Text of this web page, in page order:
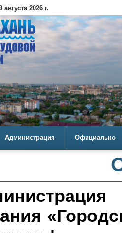
2026 г.
Администрация Официально